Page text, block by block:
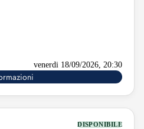
venerdi 18/09/2026, 20:30
DISPONIBILE